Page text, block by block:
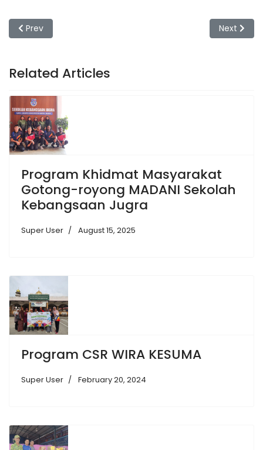
Previous article: Program Khidmat Masyarakat Gotong-
Prev Next
Next
Related Articles
Program Khidmat Masyarakat
Gotong-royong MADANI Sekolah
Kebangsaan Jugra
Super User August 15, 2025
Program CSR WIRA KESUMA
Super User February 20, 2024